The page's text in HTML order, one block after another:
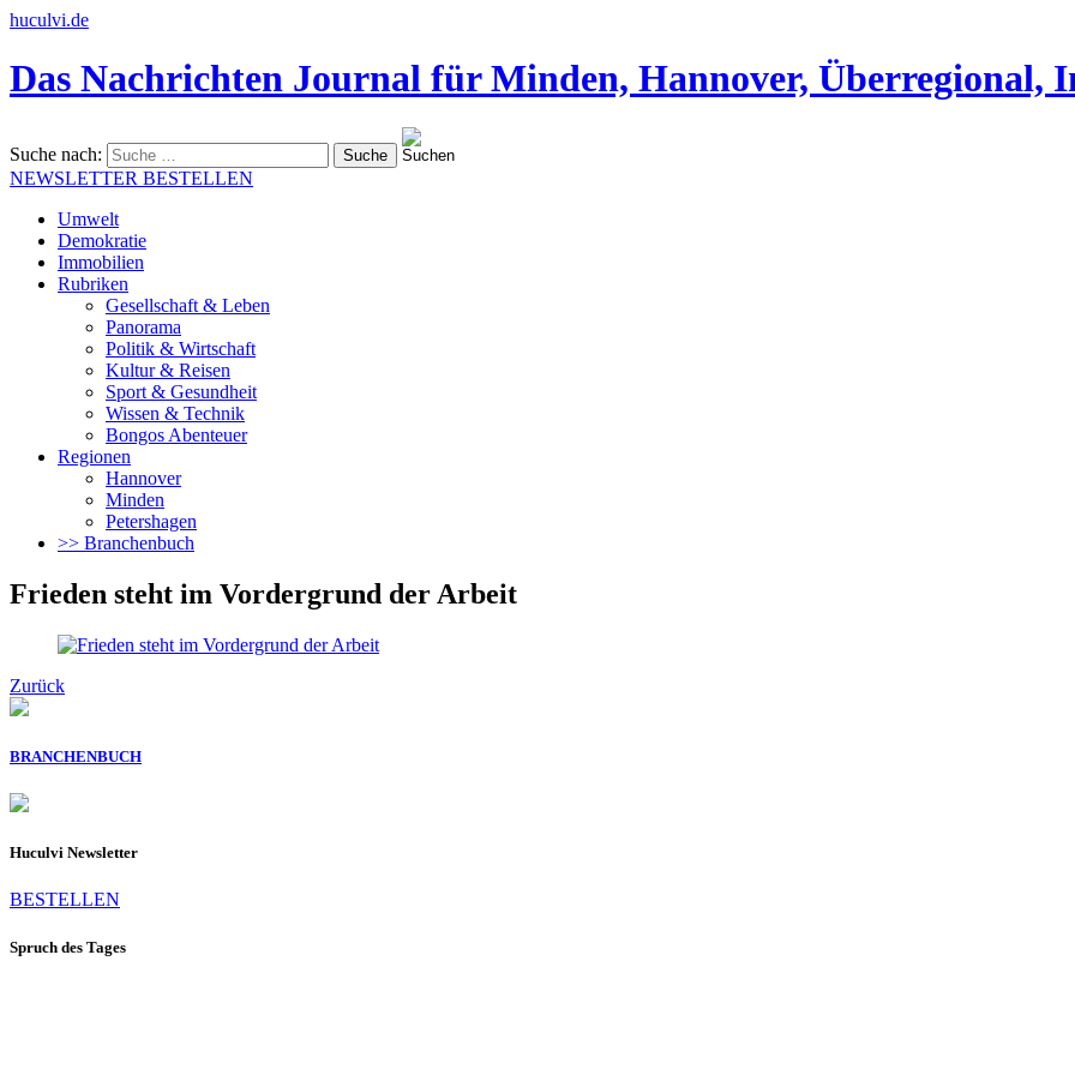
huculvi.de
Das Nachrichten Journal für Minden, Hannover, Überregional,
Suche nach:
NEWSLETTER BESTELLEN
Umwelt
Demokratie
Immobilien
Rubriken
Gesellschaft & Leben
Panorama
Politik & Wirtschaft
Kultur & Reisen
Sport & Gesundheit
Wissen & Technik
Bongos Abenteuer
Regionen
Hannover
Minden
Petershagen
>> Branchenbuch
Frieden steht im Vordergrund der Arbeit
Zurück
BRANCHENBUCH
Huculvi Newsletter
BESTELLEN
Spruch des Tages